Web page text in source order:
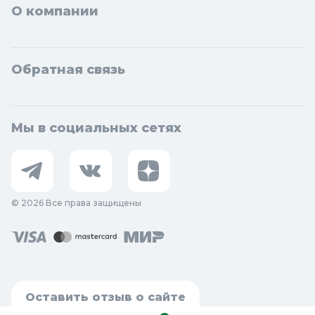
О компании
Обратная связь
Мы в социальных сетях
© 2026 Все права защищены
Оставить отзыв о сайте